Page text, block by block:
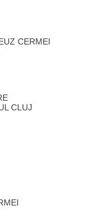
CERMEI
CLUJ